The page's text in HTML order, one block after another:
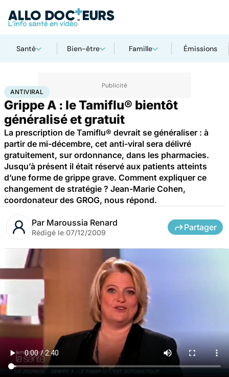
Santé Bien-être Famille Émissions
AccueilSanté Maladies
ANTIVIRAL
Grippe A : le Tamiflu® bientôt
généralisé et gratuit
La prescription de Tamiflu® devrait se généraliser : à
partir de mi-décembre, cet anti-viral sera délivré
gratuitement, sur ordonnance, dans les pharmacies.
Jusqu’à présent il était réservé aux patients atteints
d’une forme de grippe grave. Comment expliquer ce
changement de stratégie ? Jean-Marie Cohen,
coordonateur des GROG, nous répond.
Par Maroussia Renard
Rédigé le 07/12/2009
Partager